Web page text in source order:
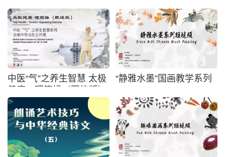
中医“气”之养生智慧 太极
“静雅水墨”国画教学系列